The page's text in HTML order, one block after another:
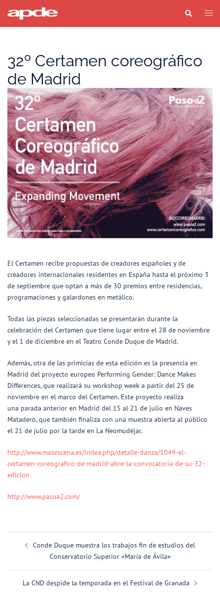
contenido
Buscar
32º Certamen coreográfico
de Madrid
El Certamen recibe propuestas de creadores españoles y de
creadores internacionales residentes en España hasta el próximo 3
de septiembre que optan a más de 30 premios entre residencias,
programaciones y galardones en metálico.
Todas las piezas seleccionadas se presentarán durante la
celebración del Certamen que tiene lugar entre el 28 de noviembre
y el 1 de diciembre en el Teatro Conde Duque de Madrid.
Además, otra de las primicias de esta edición es la presencia en
Madrid del proyecto europeo Performing Gender: Dance Makes
Differences, que realizará su workshop week a partir del 25 de
noviembre en el marco del Certamen. Este proyecto realiza
una parada anterior en Madrid del 15 al 21 de julio en Naves
Matadero, que también finaliza con una muestra abierta al público
el 21 de julio por la tarde en La Neomudéjar.
http://www.masescena.es/index.php/detalle-danza/1049-el-
certamen-coreografico-de-madrid-abre-la-convocatoria-de-su-32-
edicion
http://www.pasoa2.com/
Conde Duque muestra los trabajos fin de estudios del
Conservatorio Superior «María de Ávila»
La CND despide la temporada en el Festival de Granada